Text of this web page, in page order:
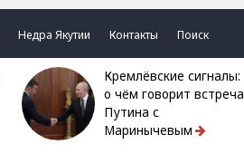
Недра Якутии Контакты Поиск
Кремлёвские сигналы:
о чём говорит встреча
Путина с
Маринычевым